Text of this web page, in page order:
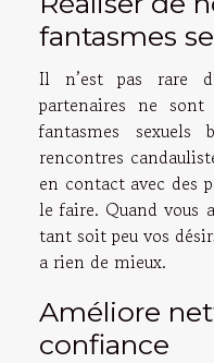
fantasmes
Il n’est pas rare
partenaires ne sont
fantasmes
rencontres
en contact avec des
le faire. Quand vous
tant soit peu vos
a rien de mieux.
Améliore
confiance